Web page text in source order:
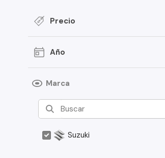
Precio
Año
Marca
Suzuki